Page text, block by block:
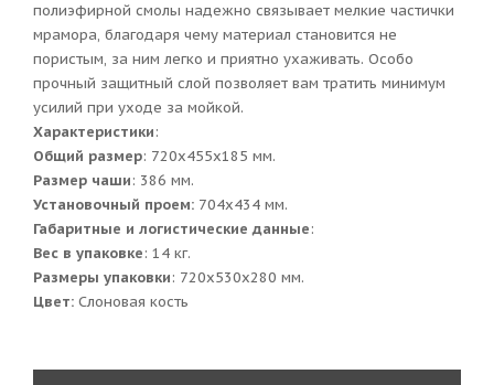
полиэфирной смолы надежно связывает мелкие частички
мрамора, благодаря чему материал становится не
пористым, за ним легко и приятно ухаживать. Особо
прочный защитный слой позволяет вам тратить минимум
усилий при уходе за мойкой.
Характеристики:
Общий размер: 720x455x185 мм.
Размер чаши: 386 мм.
Установочный проем: 704x434 мм.
Габаритные и логистические данные:
Вес в упаковке: 14 кг.
Размеры упаковки: 720x530x280 мм.
Цвет: Слоновая кость